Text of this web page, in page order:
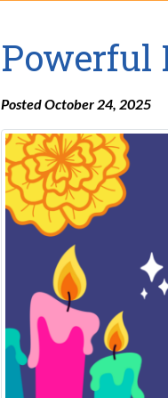
Powerful
Posted October 24, 2025